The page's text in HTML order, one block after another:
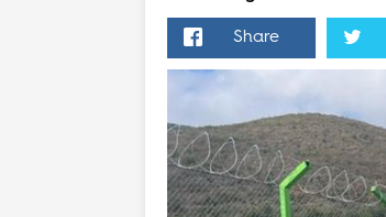
Maqedoni
Share